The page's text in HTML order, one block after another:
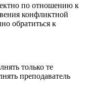
по отношению к
конфликтной
обратиться к
только те
преподаватель